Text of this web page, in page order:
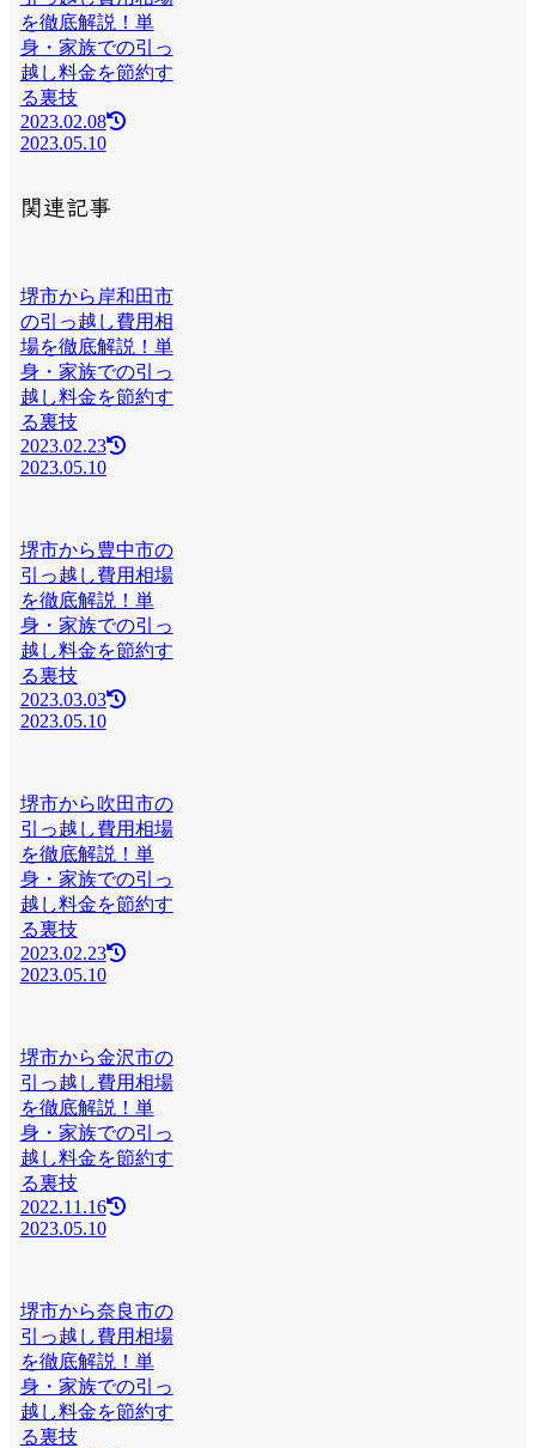
を徹底解説！単
身・家族での引っ
越し料金を節約す
る裏技
2023.02.08
2023.05.10
関連記事
堺市から岸和田市
の引っ越し費用相
場を徹底解説！単
身・家族での引っ
越し料金を節約す
る裏技
2023.02.23
2023.05.10
堺市から豊中市の
引っ越し費用相場
を徹底解説！単
身・家族での引っ
越し料金を節約す
る裏技
2023.03.03
2023.05.10
堺市から吹田市の
引っ越し費用相場
を徹底解説！単
身・家族での引っ
越し料金を節約す
る裏技
2023.02.23
2023.05.10
堺市から金沢市の
引っ越し費用相場
を徹底解説！単
身・家族での引っ
越し料金を節約す
る裏技
2022.11.16
2023.05.10
堺市から奈良市の
引っ越し費用相場
を徹底解説！単
身・家族での引っ
越し料金を節約す
る裏技